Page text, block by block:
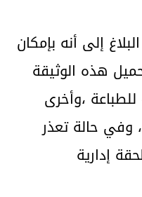
إلى أنه بإمكان
هذه الوثيقة
،وأخرى
حالة تعذر
إدارية